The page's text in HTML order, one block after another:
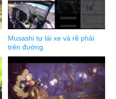
Musashi tự lái xe và rẽ phải
trên đường